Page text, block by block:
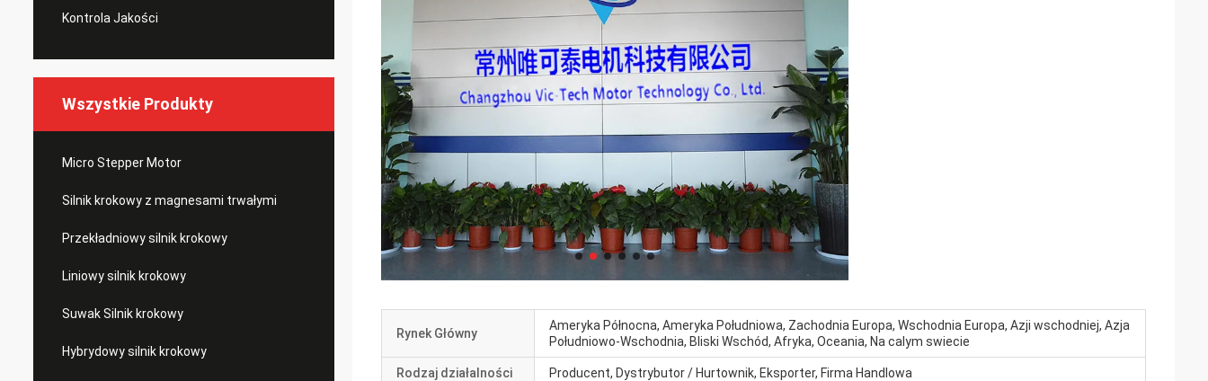
Kontrola Jakości
Wszystkie Produkty
Micro Stepper Motor
Silnik krokowy z magnesami trwałymi
Przekładniowy silnik krokowy
Liniowy silnik krokowy
Suwak Silnik krokowy
Hybrydowy silnik krokowy
Rynek Główny
Ameryka Północna, Ameryka Południowa, Zachodnia Europa, Wschodnia Europa, Azji wschodniej, Azja
Południowo-Wschodnia, Bliski Wschód, Afryka, Oceania, Na calym swiecie
Rodzaj działalności Producent, Dystrybutor / Hurtownik, Eksporter, Firma Handlowa